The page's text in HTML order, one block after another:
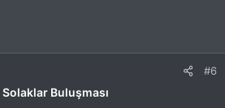
#6
Buluşması